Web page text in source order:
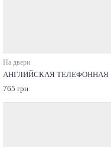
На двери
АНГЛИЙСКАЯ ТЕЛЕФОННАЯ
765 грн